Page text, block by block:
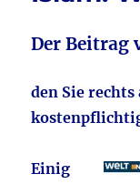
Der Beitrag
den Sie
Einig